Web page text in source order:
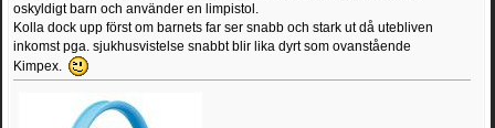
oskyldigt barn och använder en limpistol.
Kolla dock upp först om barnets far ser snabb och stark ut då utebliven
inkomst pga. sjukhusvistelse snabbt blir lika dyrt som ovanstående
Kimpex.